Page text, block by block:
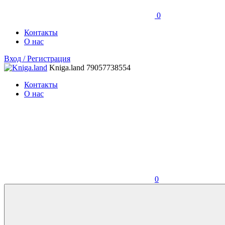
0
Контакты
О нас
Вход / Регистрация
Kniga.land 79057738554
Контакты
О нас
0